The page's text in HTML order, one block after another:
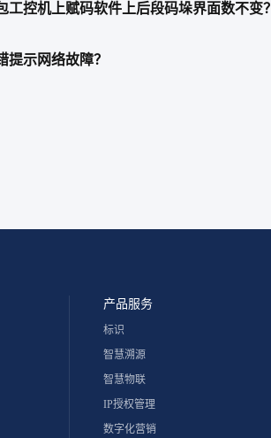
工控机上赋码软件上后段码垛界面数不变？
提示网络故障？
产品服务
标识
智慧溯源
智慧物联
IP授权管理
数字化营销